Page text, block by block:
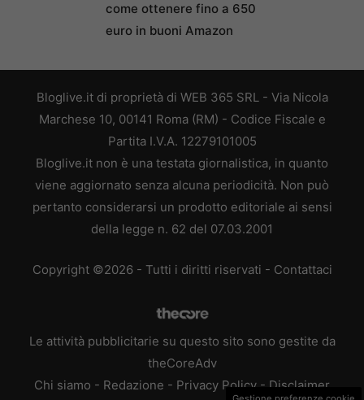
come ottenere fino a 650
euro in buoni Amazon
Bloglive.it di proprietà di WEB 365 SRL - Via Nicola
Marchese 10, 00141 Roma (RM) - Codice Fiscale e
Partita I.V.A. 12279101005
Bloglive.it non è una testata giornalistica, in quanto
viene aggiornato senza alcuna periodicità. Non può
pertanto considerarsi un prodotto editoriale ai sensi
della legge n. 62 del 07.03.2001
Copyright ©2026 - Tutti i diritti riservati - Contattaci
Le attività pubblicitarie su questo sito sono gestite da
theCoreAdv
Chi siamo - Redazione - Privacy Policy - Disclaimer